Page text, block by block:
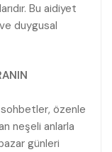
Bu aidiyet
duygusal
sohbetler, özenle
neşeli anlarla
günleri